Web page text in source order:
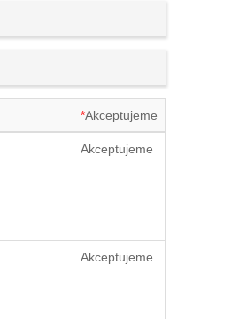
*Akceptujeme
Akceptujeme
Akceptujeme